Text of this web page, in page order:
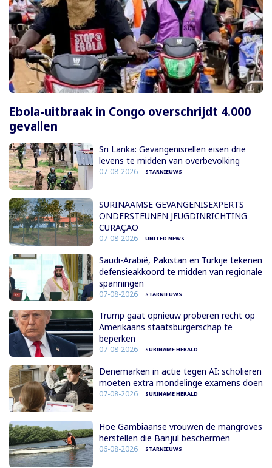
Ebola-uitbraak in Congo overschrijdt 4.000
gevallen
Sri Lanka: Gevangenisrellen eisen drie
levens te midden van overbevolking
07-08-2026 STARNIEUWS
SURINAAMSE GEVANGENISEXPERTS
ONDERSTEUNEN JEUGDINRICHTING
CURAÇAO
07-08-2026 UNITED NEWS
Saudi-Arabië, Pakistan en Turkije tekenen
defensieakkoord te midden van regionale
spanningen
07-08-2026 STARNIEUWS
Trump gaat opnieuw proberen recht op
Amerikaans staatsburgerschap te
beperken
07-08-2026 SURINAME HERALD
Denemarken in actie tegen AI: scholieren
moeten extra mondelinge examens doen
07-08-2026 SURINAME HERALD
Hoe Gambiaanse vrouwen de mangroves
herstellen die Banjul beschermen
06-08-2026 STARNIEUWS